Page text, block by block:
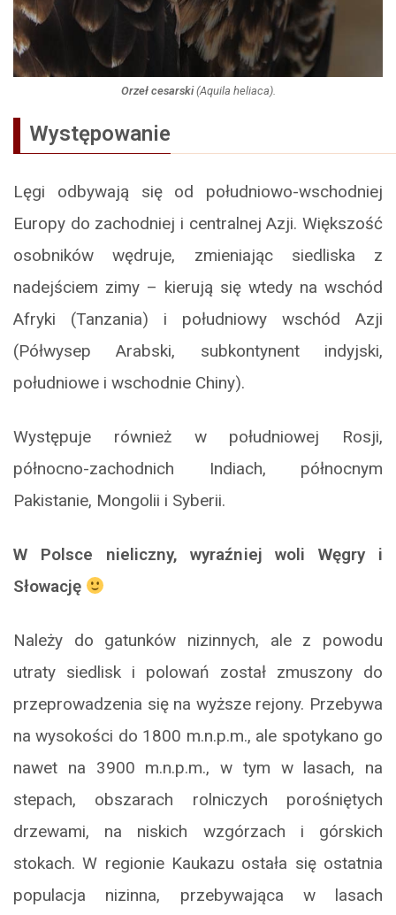
Orzeł cesarski(Aquila heliaca).
Występowanie
Lęgi odbywają się od południowo-wschodniej
Europy do zachodniej i centralnej Azji. Większość
osobników wędruje, zmieniając siedliska z
nadejściem zimy – kierują się wtedy na wschód
Afryki (Tanzania) i południowy wschód Azji
(Półwysep Arabski, subkontynent indyjski,
południowe i wschodnie Chiny).
Występuje również w południowej Rosji,
północno-zachodnich Indiach, północnym
Pakistanie, Mongolii i Syberii.
W Polsce nieliczny, wyraźniej woli Węgry i
Słowację
Należy do gatunków nizinnych, ale z powodu
utraty siedlisk i polowań został zmuszony do
przeprowadzenia się na wyższe rejony. Przebywa
na wysokości do 1800 m.n.p.m., ale spotykano go
nawet na 3900 m.n.p.m., w tym w lasach, na
stepach, obszarach rolniczych porośniętych
drzewami, na niskich wzgórzach i górskich
stokach. W regionie Kaukazu ostała się ostatnia
populacja nizinna, przebywająca w lasach